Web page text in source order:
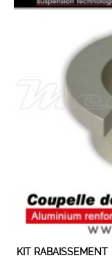
KIT RABAISSEMENT